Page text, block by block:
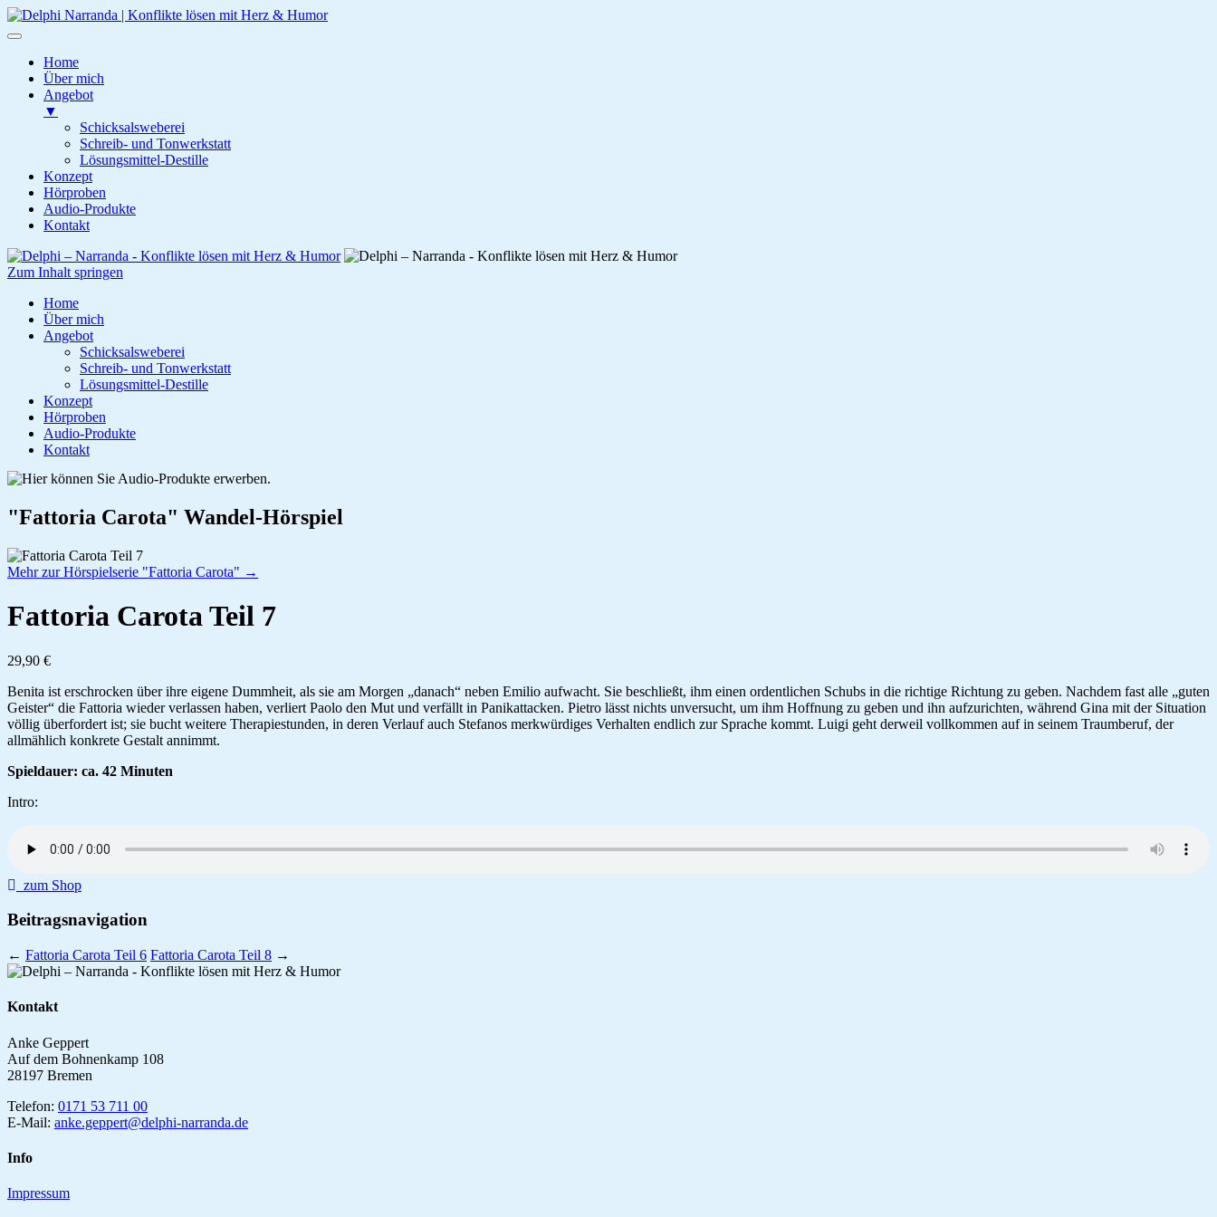
Home
Über mich
Angebot
▼
Schicksalsweberei
Schreib- und Tonwerkstatt
Lösungsmittel-Destille
Konzept
Hörproben
Audio-Produkte
Kontakt
Zum
Inhalt
Delphi – Narranda
Konflikte lösen mit Herz & Humor
Zum Inhalt springen
Home
Über mich
Angebot
Schicksalsweberei
Schreib- und Tonwerkstatt
Lösungsmittel-Destille
Konzept
Hörproben
Audio-Produkte
Kontakt
"Fattoria Carota" Wandel-Hörspiel
Mehr zur Hörspielserie "Fattoria Carota" →
Fattoria Carota Teil 7
29,90 €
Benita ist erschrocken über ihre eigene Dummheit, als sie am Morgen „danach“ neben Emilio aufwacht. Sie beschließt, ihm einen ordentlichen Schubs in die richtige Richtung zu geben. Nachdem fast alle „guten
Geister“ die Fattoria wieder verlassen haben, verliert Paolo den Mut und verfällt in Panikattacken. Pietro lässt nichts unversucht, um ihm Hoffnung zu geben und ihn aufzurichten, während Gina mit der Situation
völlig überfordert ist; sie bucht weitere Therapiestunden, in deren Verlauf auch Stefanos merkwürdiges Verhalten endlich zur Sprache kommt. Luigi geht derweil vollkommen auf in seinem Traumberuf, der
allmählich konkrete Gestalt annimmt.
Spieldauer: ca. 42 Minuten
Intro:
zum Shop
Beitragsnavigation
← Fattoria Carota Teil 6 Fattoria Carota Teil 8 →
Kontakt
Anke Geppert
Auf dem Bohnenkamp 108
28197 Bremen
Telefon: 0171 53 711 00
E-Mail: anke.geppert@delphi-narranda.de
Info
Impressum